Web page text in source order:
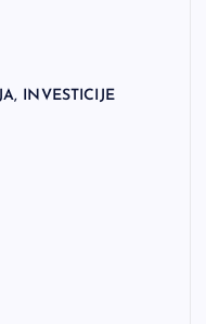
INVESTICIJE